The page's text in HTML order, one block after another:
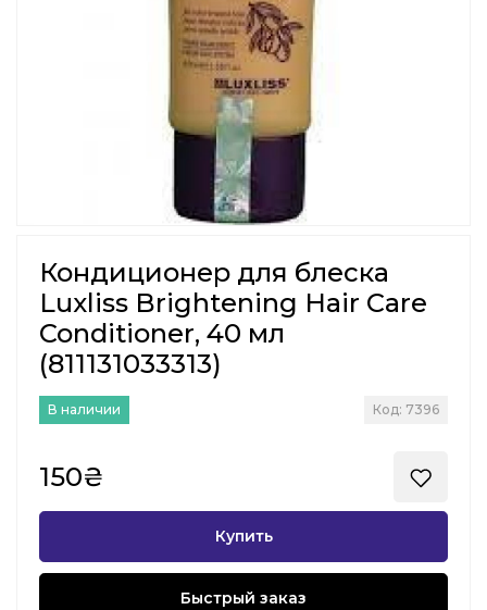
Кондиционер для блеска
Luxliss Brightening Hair Care
Conditioner, 40 мл
(811131033313)
В наличии Код: 7396
150₴
Купить
Быстрый заказ